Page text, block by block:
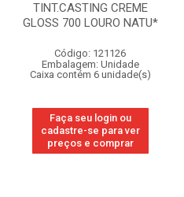
TINT.CASTING CREME
GLOSS 700 LOURO NATU*
Código: 121126
Embalagem: Unidade
Caixa contém 6 unidade(s)
Faça seu login ou
cadastre-se para ver
preços e comprar